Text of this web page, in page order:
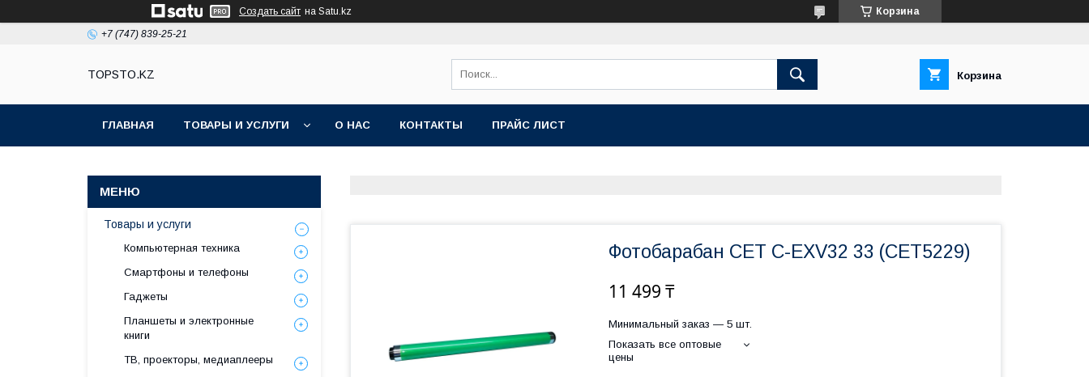
Создать сайт на Satu.kz Корзина
+7 (747) 839-25-21
TOPSTO.KZ Корзина
ГЛАВНАЯ ТОВАРЫ И УСЛУГИ О НАС КОНТАКТЫ ПРАЙС ЛИСТ
Фотобарабан CET C-EXV32 33 (CET5229)
11 499 ₸
Минимальный заказ — 5 шт.
Показать все оптовые
цены
Товары и услуги
Компьютерная техника
Смартфоны и телефоны
Гаджеты
Планшеты и электронные
книги
ТВ, проекторы, медиаплееры